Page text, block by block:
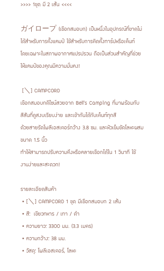
>>>> 1ชุด มี 2 เส้น <<<<
ガイロープ (เชือกสมอบก) เป็นหนึ่งในอุปกรณ์ที่ขาดไม่
ได้สำหรับการตั้งแคมป์ ใช้สำหรับการติดตั้งทาร์ปหรือเต็นท์
โดยเฉพาะในสภาพอากาศแปรปรวน ถือเป็นส่วนสำคัญที่ช่วย
ให้แคมป์ของคุณมีความมั่นคง!
[＼] CAMPCORD
เชือกสมอบกดีไซน์สวยจาก Bell’s Camping ที่มาพร้อมกับ
สีสันที่ดูสงบเรียบง่าย และเข้ากันได้กับเต็นท์ทุกสี
ด้วยสายรัดโพลีเอสเตอร์กว้าง 3.8 ซม. และหัวเข็มขัดโลหะผสม
ขนาด 1.5 นิ้ว
ทำให้สามารถปรับความตึงหรือคลายเชือกได้ใน 1 วินาที ใช้
งานง่ายและสะดวก!
รายละเอียดสินค้า
• [＼] CAMPCORD 1 ชุด มีเชือกสมอบก 2 เส้น
• สี: เขียวทหาร / เทา / ดำ
• ความยาว: 3300 มม. (3.3 เมตร)
• ความกว้าง: 38 มม.
• วัสดุ: โพลีเอสเตอร์, โลหะ